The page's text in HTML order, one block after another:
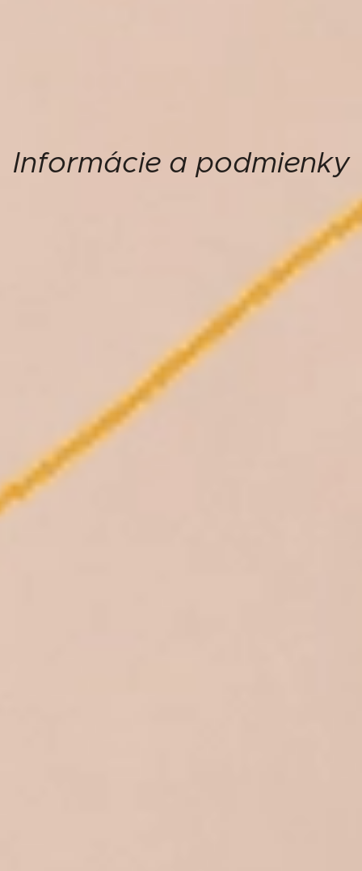
Informácie a podmienky